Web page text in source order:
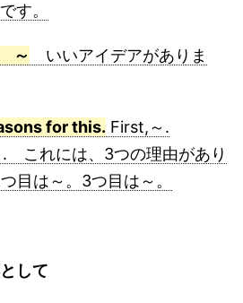
す。
～
いいアイデアがありま
for this. First,～.
これには、3つの理由があり
目は～。3つ目は～。
して